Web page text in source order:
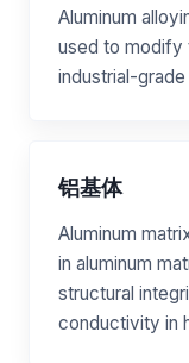
Aluminum
used to modify
industrial-
铝基体
Aluminum
in aluminum
structural
conductivity in